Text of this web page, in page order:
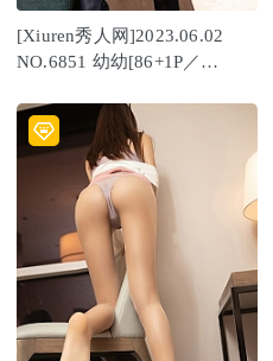
[Xiuren秀人网]2023.06.02
NO.6851 幼幼[86+1P／